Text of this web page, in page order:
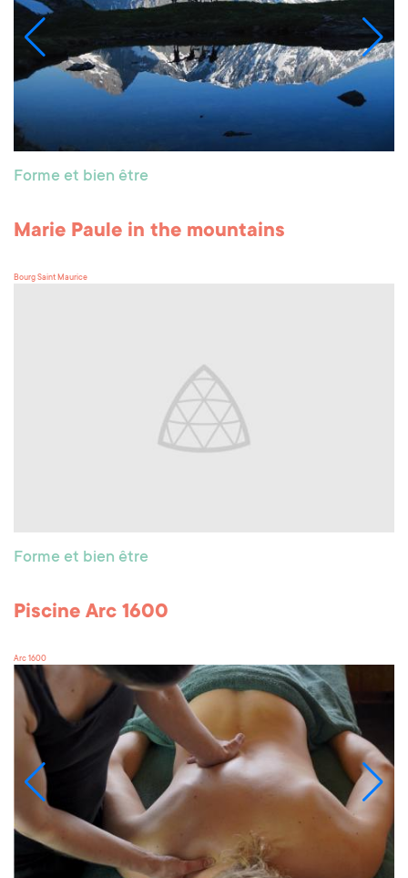
Forme et bien être
Marie Paule in the mountains
Bourg Saint Maurice
Forme et bien être
Piscine Arc 1600
Arc 1600